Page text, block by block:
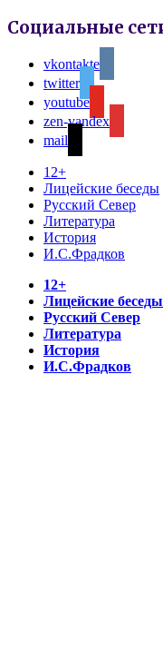
Социальные
vkontakte
twitter
youtube
zen-yandex
mail
12+
Лицейские беседы
Русский Север
Литература
История
И.С.Фрадков
12+
Лицейские беседы
Русский Север
Литература
История
И.С.Фрадков